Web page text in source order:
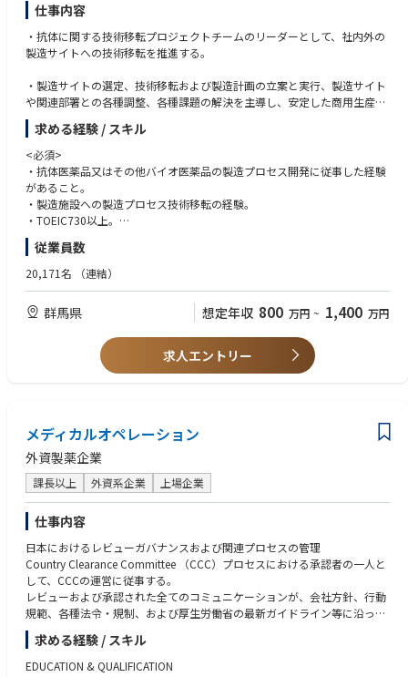
仕事内容
・抗体に関する技術移転プロジェクトチームのリーダーとして、社内外の
製造サイトへの技術移転を推進する。
・製造サイトの選定、技術移転および製造計画の立案と実行、製造サイト
や関連部署との各種調整、各種課題の解決を主導し、安定した商用生産体
制を構築する。
＜入社後のキャリアパス＞
・バイオ医薬品の製造プロセスを理解している強みを活かした、品質保
証、薬事、CMCマネージメント、サプライチェーンマネージメント業務に
就く機会がある
求める経験 / スキル
<必須>
・抗体医薬品又はその他バイオ医薬品の製造プロセス開発に従事した経験
があること。
・製造施設への製造プロセス技術移転の経験。
・TOEIC730以上。
・年齢、国籍、経験を問わず多様性を理解し、各種ステークホルダーと良
好な関係が築けること
・海外製造場所への技術移転の経験
・CMCに関わるPJマネジメントの経験
・修士卒以上の学位
・海外赴任経験
従業員数
20,171名 （連結）
群馬県 想定年収 800 万円 ~ 1,400 万円
求人エントリー
メディカルオペレーション
外資製薬企業
課長以上 外資系企業 上場企業
仕事内容
日本におけるレビューガバナンスおよび関連プロセスの管理
Country Clearance Committee （CCC）プロセスにおける承認者の一人と
して、CCCの運営に従事する。
レビューおよび承認された全てのコミュニケーションが、会社方針、行動
規範、各種法令・規制、および厚生労働省の最新ガイドライン等に沿った
適切な内容となっている状態を確保する。
CCCの円滑な運営を統括する。
Medical Integrityの理念の下、効率的かつ効果的なレビュー、更新、承
求める経験 / スキル
EDUCATION & QUALIFICATION